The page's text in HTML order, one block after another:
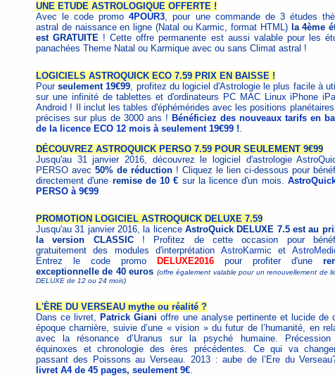
UNE ETUDE ASTROLOGIQUE OFFERTE !
Avec le code promo4POUR3, pour une commande de 3 études
astral de naissance en ligne (Natal ou Karmic, format HTML) la 4ème
est GRATUITE ! Cette offre permanente est aussi valable pour les
panachées Theme Natal ou Karmique avec ou sans Climat astral !
LOGICIELS ASTROQUICK ECO 7.59 PRIX EN BAISSE !
Pourseulement 19€99, profitez du logiciel d'Astrologie le plus facile à
sur une infinité de tablettes et d'ordinateurs PC MAC Linux iPhone
Android ! Il inclut les tables d'éphémérides avec les positions
précises sur plus de 3000 ans ! Bénéficiez des nouveaux tarifs en
de la licence ECO 12 mois à seulement 19€99 !.
DÉCOUVREZ ASTROQUICK PERSO 7.59 POUR SEULEMENT 9€99
Jusqu'au 31 janvier 2016, découvrez le logiciel d'astrologie
PERSO avec 50% de réduction ! Cliquez le lien ci-dessous pour
directement d'une remise de 10 € sur la licence d'un mois.
PERSO à 9€99
PROMOTION LOGICIEL ASTROQUICK DELUXE 7.59
Jusqu'au 31 janvier 2016, la licence AstroQuick DELUXE 7.5 est au
la version CLASSIC! Profitez de cette occasion pour
gratuitement des modules d'interprétation AstroKarmic et
Entrez le code promo
DELUXE2016 pour profiter d'une
exceptionnelle de 40 euros (offre également valable pour un renouvellement de
DELUXE de 12 ou 24 mois)
L'ÈRE DU VERSEAU mythe ou réalité ?
Dans ce livret, Patrick Giani offre une analyse pertinente et lucide de
époque charnière, suivie d’une « vision » du futur de l’humanité, en
avec la résonance d’Uranus sur la psyché humaine. Précession
équinoxes et chronologie des ères précédentes. Ce qui va
passant des Poissons au Verseau. 2013 : aube de l’Ere du
livret A4 de 45 pages, seulement 9€.